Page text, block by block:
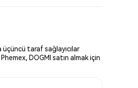
üçüncü taraf sağlayıcılar
DOGMI satın almak için